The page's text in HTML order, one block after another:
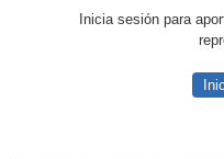
Inicia sesión para